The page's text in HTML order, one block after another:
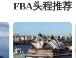
FBA头程推荐